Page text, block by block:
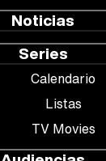
Noticias
Series
Calendario
Listas
TV Movies